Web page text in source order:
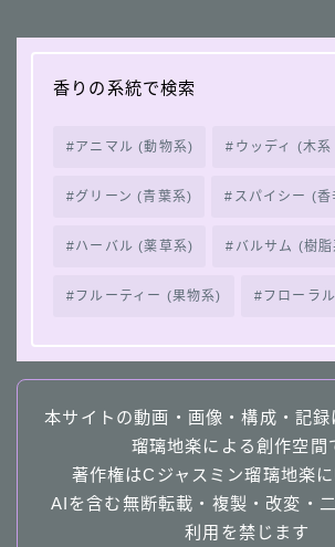
香りの系統で検索
アニマル (動物系) ウッディ (木
グリーン (青葉系) スパイシー (香
ハーバル (薬草系) バルサム (樹脂
フルーティー (果物系) フローラ
本サイトの動画・画像・構成・記録
瑠璃地楽による創作空間
著作権はCジャスミン瑠璃地楽
AIを含む無断転載・複製・改変・
利用を禁じます